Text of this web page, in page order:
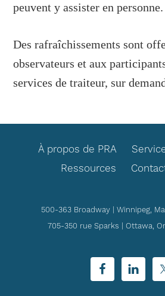
peuvent y assister en personne.
Des rafraîchissements sont
observateurs et aux
services de traiteur, sur
À propos de PRA
Ressources
500-363 Broadway | Winnipeg,
705-350 rue Sparks | Ottawa,